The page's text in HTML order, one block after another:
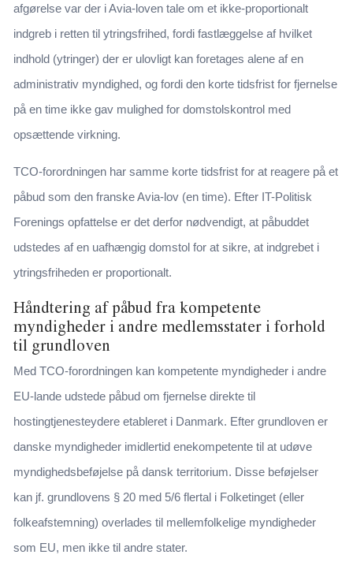
afgørelse var der i Avia-loven tale om et ikke-proportionalt
indgreb i retten til ytringsfrihed, fordi fastlæggelse af hvilket
indhold (ytringer) der er ulovligt kan foretages alene af en
administrativ myndighed, og fordi den korte tidsfrist for fjernelse
på en time ikke gav mulighed for domstolskontrol med
opsættende virkning.
TCO-forordningen har samme korte tidsfrist for at reagere på et
påbud som den franske Avia-lov (en time). Efter IT-Politisk
Forenings opfattelse er det derfor nødvendigt, at påbuddet
udstedes af en uafhængig domstol for at sikre, at indgrebet i
ytringsfriheden er proportionalt.
Håndtering af påbud fra kompetente
myndigheder i andre medlemsstater i forhold
til grundloven
Med TCO-forordningen kan kompetente myndigheder i andre
EU-lande udstede påbud om fjernelse direkte til
hostingtjenesteydere etableret i Danmark. Efter grundloven er
danske myndigheder imidlertid enekompetente til at udøve
myndighedsbeføjelse på dansk territorium. Disse beføjelser
kan jf. grundlovens § 20 med 5/6 flertal i Folketinget (eller
folkeafstemning) overlades til mellemfolkelige myndigheder
som EU, men ikke til andre stater.